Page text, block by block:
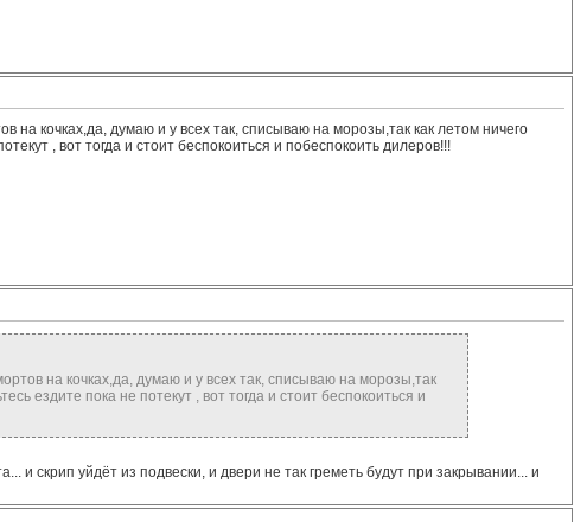
кочках,да, думаю и у всех так, списываю на морозы,так как летом ничего
, вот тогда и стоит беспокоиться и побеспокоить дилеров!!!
на кочках,да, думаю и у всех так, списываю на морозы,так
ездите пока не потекут , вот тогда и стоит беспокоиться и
и скрип уйдёт из подвески, и двери не так греметь будут при закрывании... и